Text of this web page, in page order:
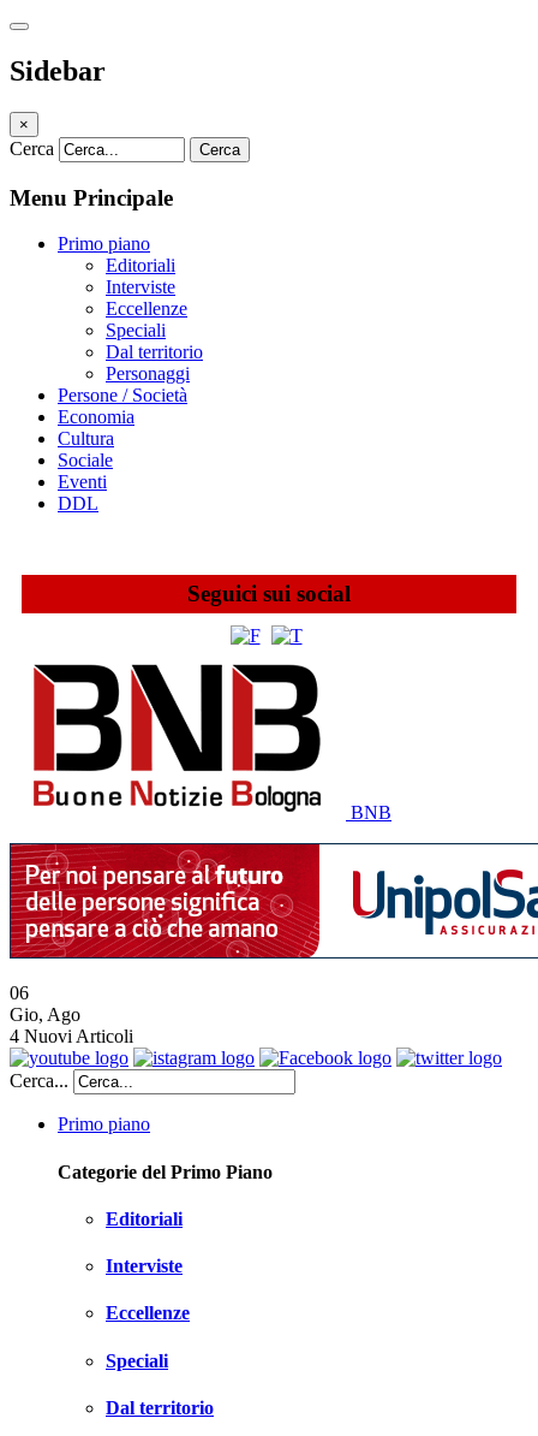
Sidebar
×
Cerca Cerca
Menu Principale
Primo piano
Editoriali
Interviste
Eccellenze
Speciali
Dal territorio
Personaggi
Persone / Società
Economia
Cultura
Sociale
Eventi
DDL
Seguici sui social
BNB
06
Gio, Ago
4 Nuovi Articoli
Cerca...
Primo piano
Categorie del Primo Piano
Editoriali
Interviste
Eccellenze
Speciali
Dal territorio